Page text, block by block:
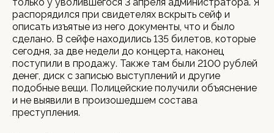
распорядился при свидетелях вскрыть сейф и
описать изъятые из него документы, что и было
сделано. В сейфе находились 135 билетов, которые
сегодня, за две недели до концерта, наконец
поступили в продажу. Также там были 2100 рублей
денег, диск с записью выступлений и другие
подобные вещи. Полицейские получили объяснение
и не выявили в произошедшем состава
преступления.